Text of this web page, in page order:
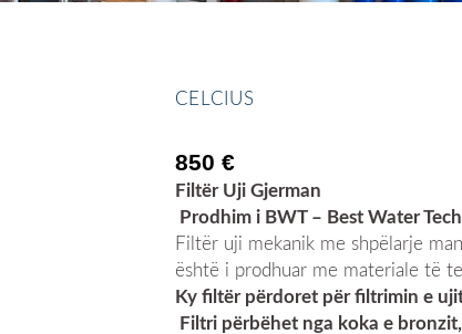
CELCIUS
850 €
Filtër Uji Gjerman
Prodhim i BWT – Best Water
Filtër uji mekanik me shpëlarje
është i prodhuar me materiale të
Ky filtër përdoret për filtrimin e
Filtri përbëhet nga koka e